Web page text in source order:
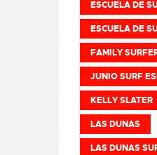
ESCUELA DE
ESCUELA DE
FAMILY
JUNIO SURF
KELLY SLATER
LAS DUNAS
LAS DUNAS